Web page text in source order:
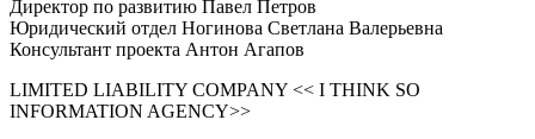
Директор по развитию Павел Петров
Юридический отдел Ногинова Светлана Валерьевна
Консультант проекта Антон Агапов
LIMITED LIABILITY COMPANY << I THINK SO
INFORMATION AGENCY>>